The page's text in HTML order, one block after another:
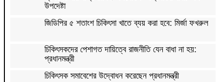
উপদেষ্টা
জিডিপির ৫ শতাংশ চিকিৎসা খাতে ব্যয় করা হবে: মির্জা ফখরুল
চিকিৎসকদের পেশাগত দায়িত্বে রাজনীতি যেন বাধা না হয়:
প্রধানমন্ত্রী
চিকিৎসক সমাবেশের উদ্বোধন করেছেন প্রধানমন্ত্রী